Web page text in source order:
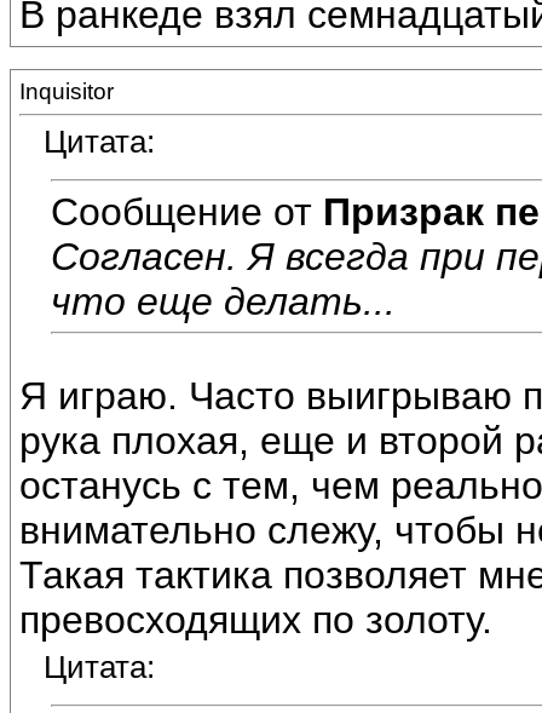
В ранкеде взял
Inquisitor
Цитата:
Сообщение от Призрак
Согласен. Я всегда при
что еще делать...
Я играю. Часто выигрываю
рука плохая, еще и второй
останусь с тем, чем
внимательно слежу, чтобы
Такая тактика позволяет
превосходящих по золоту.
Цитата: